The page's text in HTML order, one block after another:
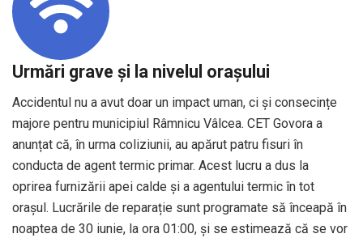
Urmări grave și la nivelul orașului
Accidentul nu a avut doar un impact uman, ci și consecințe
majore pentru municipiul Râmnicu Vâlcea. CET Govora a
anunțat că, în urma coliziunii, au apărut patru fisuri în
conducta de agent termic primar. Acest lucru a dus la
oprirea furnizării apei calde și a agentului termic în tot
orașul. Lucrările de reparație sunt programate să înceapă în
noaptea de 30 iunie, la ora 01:00, și se estimează că se vor